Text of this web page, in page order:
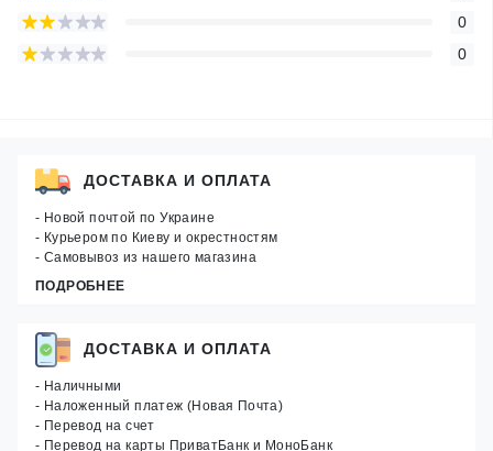
0
0
ДОСТАВКА И ОПЛАТА
- Новой почтой по Украине
- Курьером по Киеву и окрестностям
- Самовывоз из нашего магазина
ПОДРОБНЕЕ
ДОСТАВКА И ОПЛАТА
- Наличными
- Наложенный платеж (Новая Почта)
- Перевод на счет
- Перевод на карты ПриватБанк и МоноБанк